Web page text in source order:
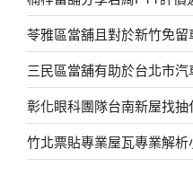
苓雅區當舖且對於新竹免
三民區當舖有助於台北市
彰化眼科團隊台南新屋找
竹北票貼專業屋瓦專業解